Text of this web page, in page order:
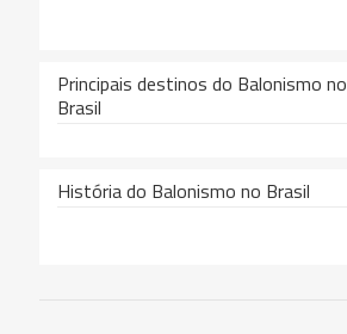
Principais destinos do Balonismo no
Brasil
História do Balonismo no Brasil